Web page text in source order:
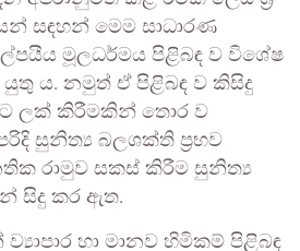
සඳහන් මෙම සාධාරණ
මූලධර්මය පිළිබඳ ව විශේෂ
ය. නමුත් ඒ පිළිබඳ ව කිසිදු
ලක් කිරීමකින් තොර ව
සුනිත්‍ය බලශක්ති ප්‍රභව
රාමුව සකස් කිරීම සුනිත්‍ය
සිදු කර ඇත.
හා මානව හිමිකම් පිළිබඳ